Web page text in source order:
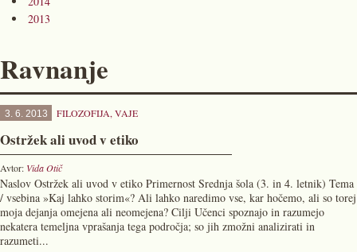
2013
Ravnanje
3. 6. 2013 FILOZOFIJA, VAJE
Ostržek ali uvod v etiko
Avtor: Vida Otič
Naslov Ostržek ali uvod v etiko Primernost Srednja šola (3. in 4. letnik) Tema
/ vsebina »Kaj lahko storim«? Ali lahko naredimo vse, kar hočemo, ali so torej
moja dejanja omejena ali neomejena? Cilji Učenci spoznajo in razumejo
nekatera temeljna vprašanja tega področja; so jih zmožni analizirati in
razumeti...